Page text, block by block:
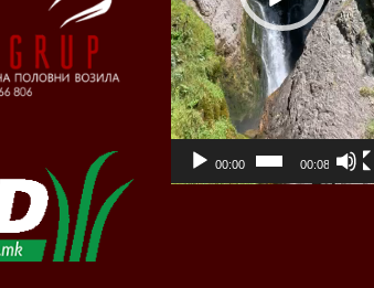
00:00 00:08